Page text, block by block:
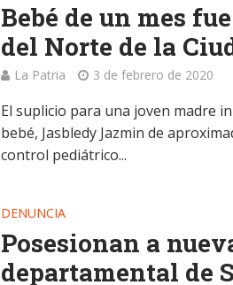
Bebé de un mes
del Norte de la
La Patria 3 de febrero de 2020
El suplicio para una joven madre
bebé, Jasbledy Jazmin de
control pediátrico...
DENUNCIA
Posesionan a
departamental de